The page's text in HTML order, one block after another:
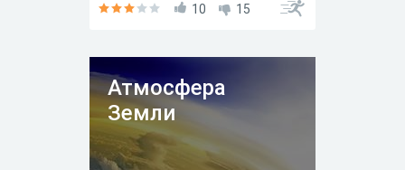
10 15
Атмосфера
Земли